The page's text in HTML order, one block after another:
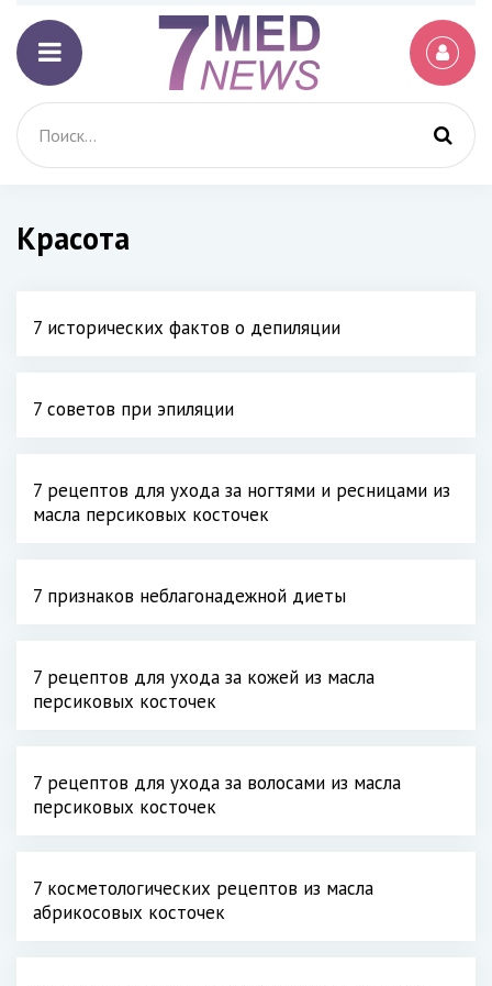
Красота
7 исторических фактов о депиляции
7 советов при эпиляции
7 рецептов для ухода за ногтями и ресницами из
масла персиковых косточек
7 признаков неблагонадежной диеты
7 рецептов для ухода за кожей из масла
персиковых косточек
7 рецептов для ухода за волосами из масла
персиковых косточек
7 косметологических рецептов из масла
абрикосовых косточек